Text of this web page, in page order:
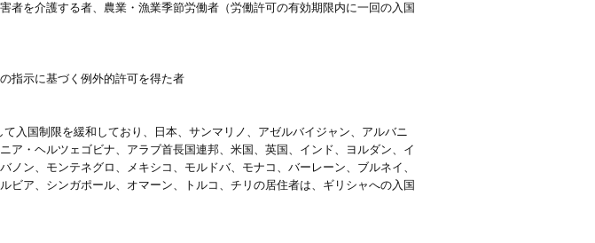
を介護する者、農業・漁業季節労働者（労働許可の有効期限内に一回の入国
指示に基づく例外的許可を得た者
入国制限を緩和しており、日本、サンマリノ、アゼルバイジャン、アルバニ
・ヘルツェゴビナ、アラブ首長国連邦、米国、英国、インド、ヨルダン、イ
ン、モンテネグロ、メキシコ、モルドバ、モナコ、バーレーン、ブルネイ、
ア、シンガポール、オマーン、トルコ、チリの居住者は、ギリシャへの入国